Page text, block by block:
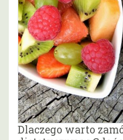
Dlaczego warto